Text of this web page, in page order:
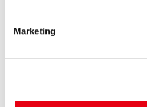
Marketing
プレミアグループ、バイク王&カ